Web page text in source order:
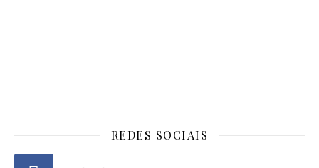
REDES SOCIAIS